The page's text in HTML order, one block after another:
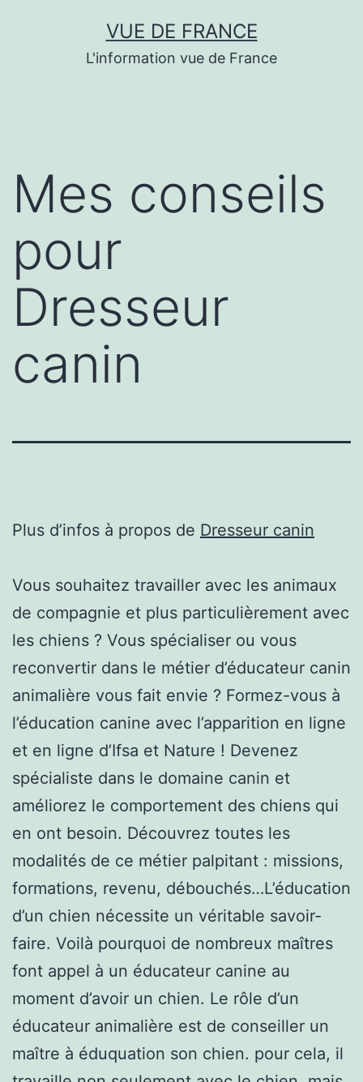
VUE DE FRANCE
L'information vue de France
Mes conseils
pour
Dresseur
canin
Plus d’infos à propos de Dresseur canin
Vous souhaitez travailler avec les animaux
de compagnie et plus particulièrement avec
les chiens ? Vous spécialiser ou vous
reconvertir dans le métier d’éducateur canin
animalière vous fait envie ? Formez-vous à
l’éducation canine avec l’apparition en ligne
et en ligne d’Ifsa et Nature ! Devenez
spécialiste dans le domaine canin et
améliorez le comportement des chiens qui
en ont besoin. Découvrez toutes les
modalités de ce métier palpitant : missions,
formations, revenu, débouchés…L’éducation
d’un chien nécessite un véritable savoir-
faire. Voilà pourquoi de nombreux maîtres
font appel à un éducateur canine au
moment d’avoir un chien. Le rôle d’un
éducateur animalière est de conseiller un
maître à éduquation son chien. pour cela, il